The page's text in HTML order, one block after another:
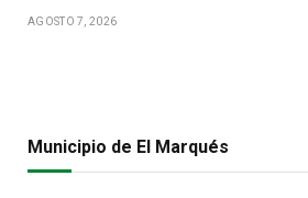
AGOSTO 7, 2026
Municipio de El Marqués